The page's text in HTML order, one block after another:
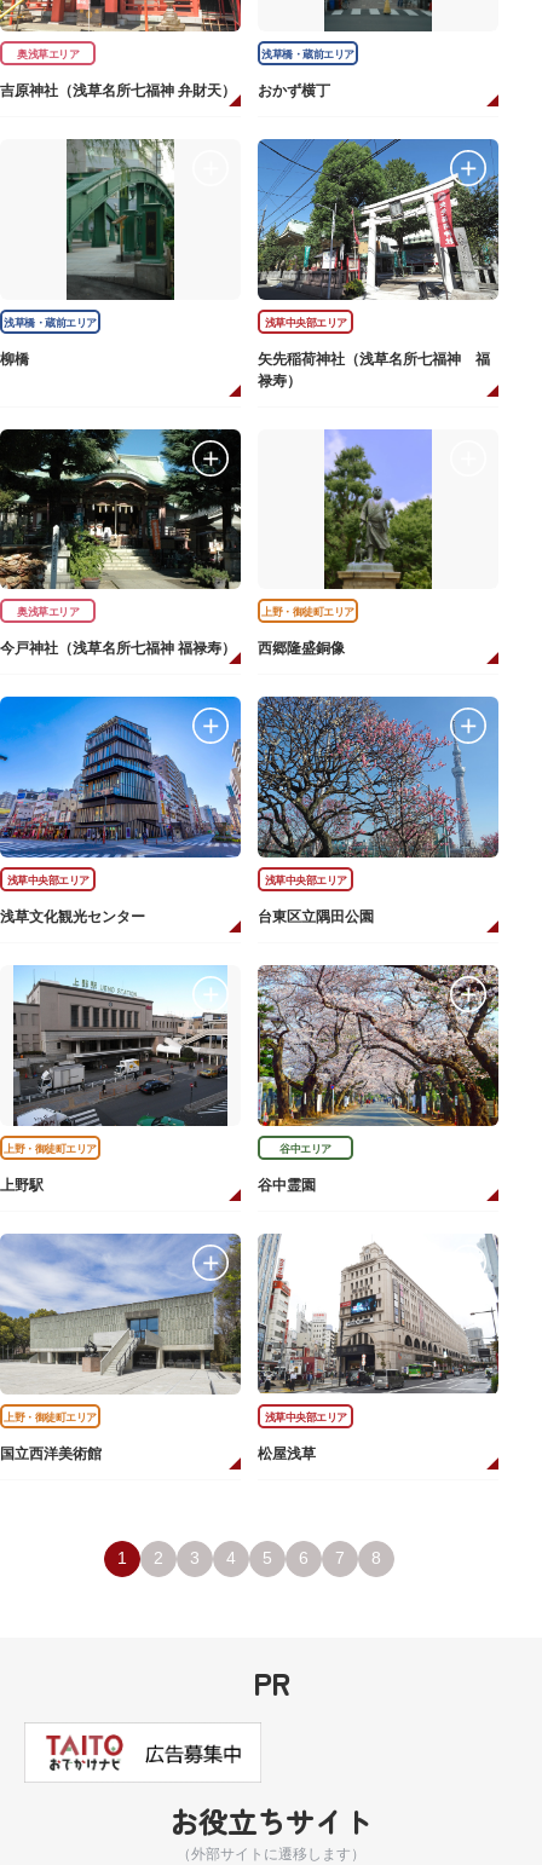
奥浅草エリア
吉原神社（浅草名所七福神 弁財天）
浅草橋・蔵前エリア
おかず横丁
浅草橋・蔵前エリア
柳橋
浅草中央部エリア
矢先稲荷神社（浅草名所七福神 福
禄寿）
奥浅草エリア
今戸神社（浅草名所七福神 福禄寿）
上野・御徒町エリア
西郷隆盛銅像
浅草中央部エリア
浅草文化観光センター
浅草中央部エリア
台東区立隅田公園
上野・御徒町エリア
上野駅
谷中エリア
谷中霊園
上野・御徒町エリア
国立西洋美術館
浅草中央部エリア
松屋浅草
1 2 3 4 5 6 7 8
PR
お役立ちサイト
（外部サイトに遷移します）